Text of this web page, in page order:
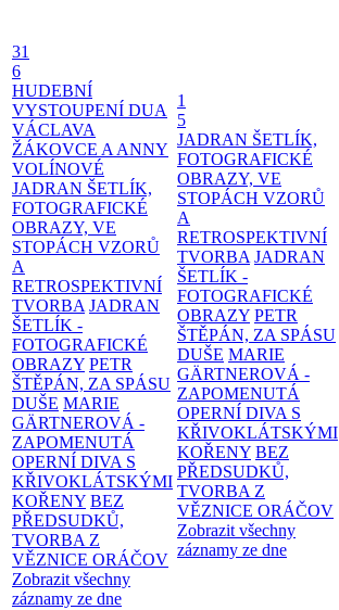
31
6
HUDEBNÍ
VYSTOUPENÍ DUA
VÁCLAVA
ŽÁKOVCE A ANNY
VOLÍNOVÉ
JADRAN ŠETLÍK,
FOTOGRAFICKÉ
OBRAZY, VE
STOPÁCH VZORŮ
A
RETROSPEKTIVNÍ
TVORBA JADRAN
ŠETLÍK -
FOTOGRAFICKÉ
OBRAZY PETR
ŠTĚPÁN, ZA SPÁSU
DUŠE MARIE
GÄRTNEROVÁ -
ZAPOMENUTÁ
OPERNÍ DIVA S
KŘIVOKLÁTSKÝMI
KOŘENY BEZ
PŘEDSUDKŮ,
TVORBA Z
VĚZNICE ORÁČOV
Zobrazit všechny
záznamy ze dne
1
5
JADRAN ŠETLÍK,
FOTOGRAFICKÉ
OBRAZY, VE
STOPÁCH VZORŮ
A
RETROSPEKTIVNÍ
TVORBA JADRAN
ŠETLÍK -
FOTOGRAFICKÉ
OBRAZY PETR
ŠTĚPÁN, ZA SPÁSU
DUŠE MARIE
GÄRTNEROVÁ -
ZAPOMENUTÁ
OPERNÍ DIVA S
KŘIVOKLÁTSKÝMI
KOŘENY BEZ
PŘEDSUDKŮ,
TVORBA Z
VĚZNICE ORÁČOV
Zobrazit všechny
záznamy ze dne